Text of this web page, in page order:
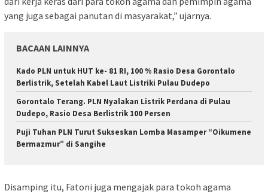
yang juga sebagai panutan di masyarakat,” ujarnya.
BACAAN LAINNYA
Kado PLN untuk HUT ke- 81 RI, 100 % Rasio Desa Gorontalo
Berlistrik, Setelah Kabel Laut Listriki Pulau Dudepo
Gorontalo Terang. PLN Nyalakan Listrik Perdana di Pulau
Dudepo, Rasio Desa Berlistrik 100 Persen
Puji Tuhan PLN Turut Sukseskan Lomba Masamper “Oikumene
Bermazmur” di Sangihe
Disamping itu, Fatoni juga mengajak para tokoh agama